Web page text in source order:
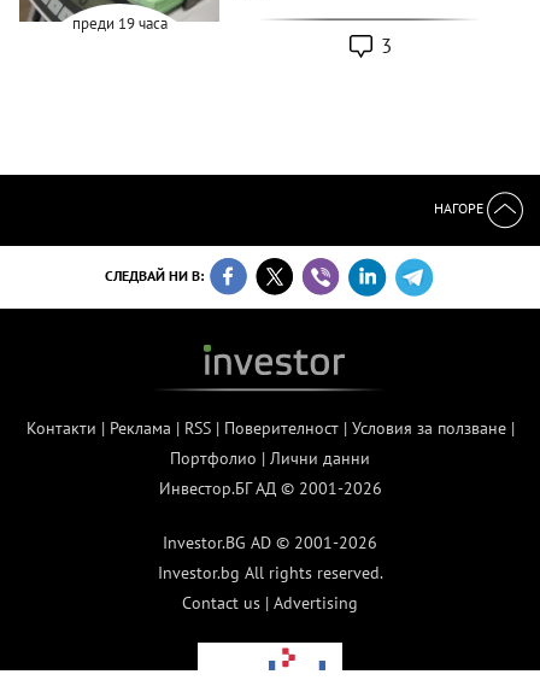
преди 19 часа
3
НАГОРЕ
СЛЕДВАЙ НИ В:
Контакти | Реклама | RSS| Поверителност| Условия за ползване|
Портфолио | Лични данни
Инвестор.БГ АД © 2001-2026
Investor.BG AD © 2001-2026
Investor.bg All rights reserved.
Contact us | Advertising